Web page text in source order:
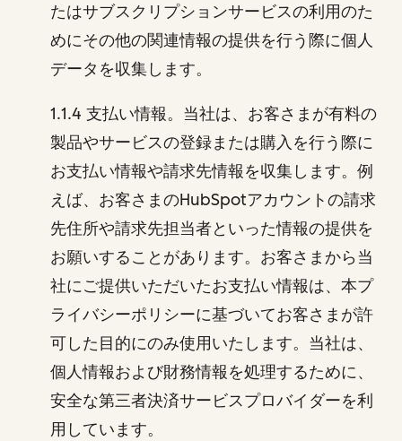
たはサブスクリプションサービスの利用のた
めにその他の関連情報の提供を行う際に個人
データを収集します。
1.1.4 支払い情報。当社は、お客さまが有料の
製品やサービスの登録または購入を行う際に
お支払い情報や請求先情報を収集します。例
えば、お客さまのHubSpotアカウントの請求
先住所や請求先担当者といった情報の提供を
お願いすることがあります。お客さまから当
社にご提供いただいたお支払い情報は、本プ
ライバシーポリシーに基づいてお客さまが許
可した目的にのみ使用いたします。当社は、
個人情報および財務情報を処理するために、
安全な第三者決済サービスプロバイダーを利
用しています。